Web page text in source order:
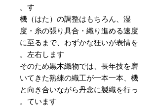
す。
機（はた）の調整はもちろん、湿
度・糸の張り具合・織り進める速度
に至るまで、わずかな狂いが表情を
左右します。
そのため黒木織物では、長年技を磨
いてきた熟練の織工が一本一本、機
と向き合いながら丹念に製織を行っ
ています。